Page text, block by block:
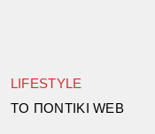
LIFESTYLE
TΟ ΠΟΝΤΙΚΙ WEB